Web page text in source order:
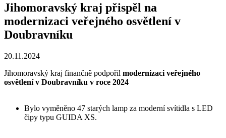
Jihomoravský kraj přispěl na
modernizaci veřejného osvětlení v
Doubravníku
20.11.2024
Jihomoravský kraj finančně podpořil modernizaci veřejného
osvětlení v Doubravníku v roce 2024
Bylo vyměněno 47 starých lamp za moderní svítidla s LED
čipy typu GUIDA XS.